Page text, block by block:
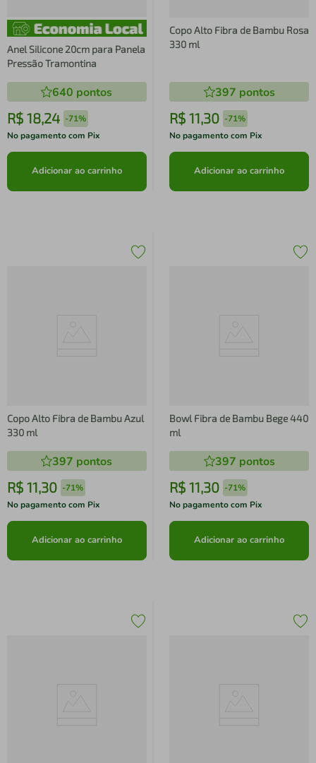
Anel Silicone 20cm para Panela
Pressão Tramontina
640 pontos
R$ 18,24 -71%
No pagamento com Pix
Adicionar ao carrinho
Copo Alto Fibra de Bambu Rosa
330 ml
397 pontos
R$ 11,30 -71%
No pagamento com Pix
Adicionar ao carrinho
Copo Alto Fibra de Bambu Azul
330 ml
397 pontos
R$ 11,30 -71%
No pagamento com Pix
Adicionar ao carrinho
Bowl Fibra de Bambu Bege 440
ml
397 pontos
R$ 11,30 -71%
No pagamento com Pix
Adicionar ao carrinho